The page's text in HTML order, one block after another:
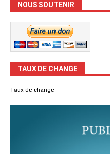
NOUS SOUTENIR
TAUX DE CHANGE
Taux de change